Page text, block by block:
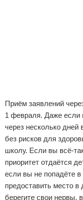
Приём заявлений
1 февраля. Даже если
через несколько дней
без рисков для
школу. Если вы всё-
приоритет отдаётся
если вы не попадёте
предоставить место в
берегите свои нервы,